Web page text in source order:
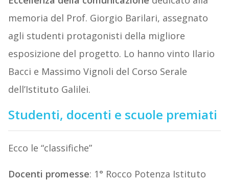
memoria del Prof. Giorgio Barilari, assegnato
agli studenti protagonisti della migliore
esposizione del progetto. Lo hanno vinto Ilario
Bacci e Massimo Vignoli del Corso Serale
dell’Istituto Galilei.
Studenti, docenti e scuole premiati
Ecco le “classifiche”
Docenti promesse: 1° Rocco Potenza Istituto